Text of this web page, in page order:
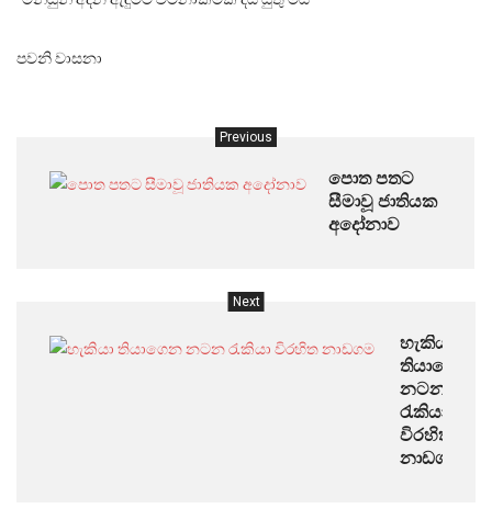
පවනි වාසනා
Previous
පොත පතට
සීමාවූ ජාතියක
අදෝනාව
Next
හැකියා
තියාගෙන
නටන
රැකියා
විරහිත
නාඩගම